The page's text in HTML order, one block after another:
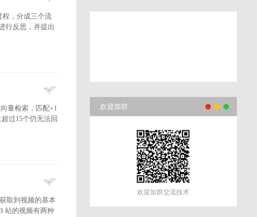
程，分成三个流
行反思，并提出
量检索，匹配+1
过15个仍无法回
取到视频的基本
站的视频有两种
欢迎加群
欢迎加群交流技术